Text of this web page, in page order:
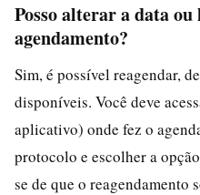
Posso alterar a data
agendamento?
Sim, é possível reagendar,
disponíveis. Você deve
aplicativo) onde fez o
protocolo e escolher a
se de que o reagendamento